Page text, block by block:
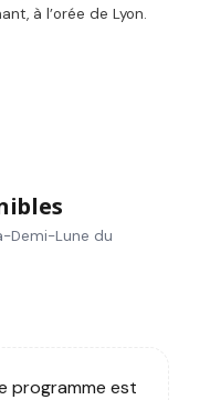
à l’orée de Lyon.
Demi-Lune du
programme est